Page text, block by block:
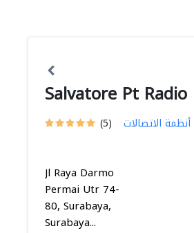
Salvatore Pt Radio
(5) أنظمة الاتصالات
Jl Raya Darmo
Permai Utr 74-
80, Surabaya,
Surabaya...